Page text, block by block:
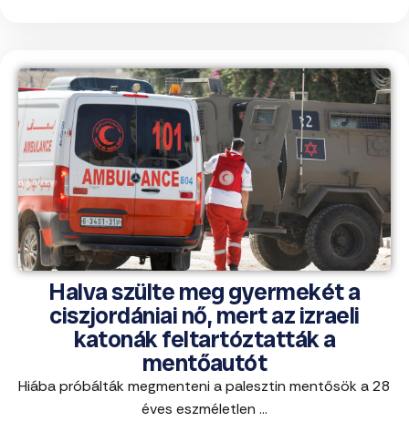
Halva szülte meg gyermekét a
ciszjordániai nő, mert az izraeli
katonák feltartóztatták a
mentőautót
Hiába próbálták megmenteni a palesztin mentősök a 28
éves eszméletlen ...